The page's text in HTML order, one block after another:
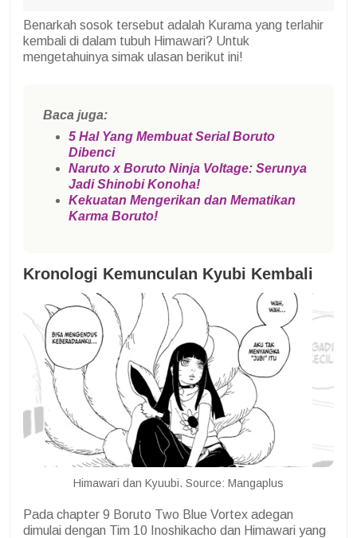
Benarkah sosok tersebut adalah Kurama yang terlahir
kembali di dalam tubuh Himawari? Untuk
mengetahuinya simak ulasan berikut ini!
Baca juga:
5 Hal Yang Membuat Serial Boruto
Dibenci
Naruto x Boruto Ninja Voltage: Serunya
Jadi Shinobi Konoha!
Kekuatan Mengerikan dan Mematikan
Karma Boruto!
Kronologi Kemunculan Kyubi Kembali
Himawari dan Kyuubi. Source: Mangaplus
Pada chapter 9 Boruto Two Blue Vortex adegan
dimulai dengan Tim 10 Inoshikacho dan Himawari yang